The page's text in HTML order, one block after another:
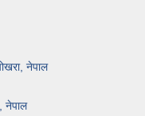
नेपाल
नेपाल